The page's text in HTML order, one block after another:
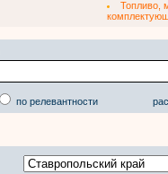
Топливо,
по релевантности